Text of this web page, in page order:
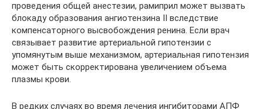
проведения общей анестезии, рамиприл может вызвать
блокаду образования ангиотензина II вследствие
компенсаторного высвобождения ренина. Если врач
связывает развитие артериальной гипотензии с
упомянутым выше механизмом, артериальная гипотензия
может быть скорректирована увеличением объема
плазмы крови.
В редких случаях во время лечения ингибиторами АПФ